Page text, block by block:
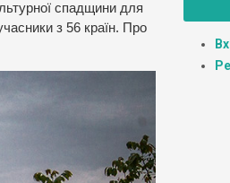
спадщини для
з 56 країн. Про